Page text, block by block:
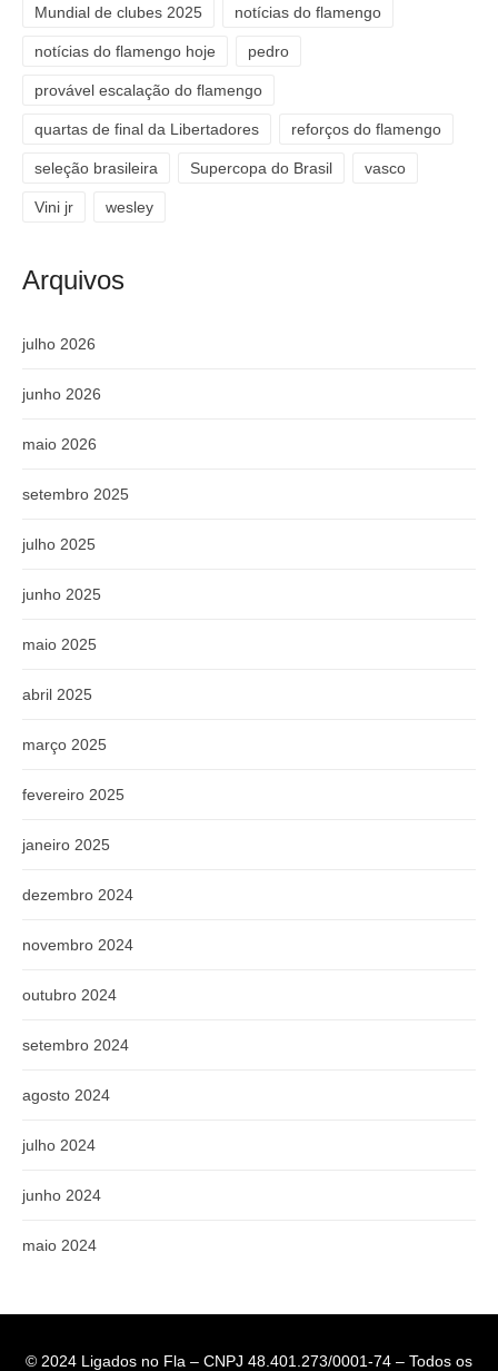
Mundial de clubes 2025 notícias do flamengo
notícias do flamengo hoje pedro
provável escalação do flamengo
quartas de final da Libertadores reforços do flamengo
seleção brasileira Supercopa do Brasil vasco
Vini jr wesley
Arquivos
julho 2026
junho 2026
maio 2026
setembro 2025
julho 2025
junho 2025
maio 2025
abril 2025
março 2025
fevereiro 2025
janeiro 2025
dezembro 2024
novembro 2024
outubro 2024
setembro 2024
agosto 2024
julho 2024
junho 2024
maio 2024
© 2024 Ligados no Fla – CNPJ 48.401.273/0001-74 – Todos os